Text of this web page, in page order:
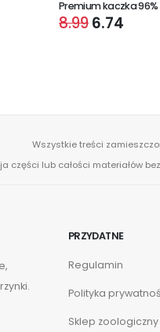
Premium kaczka 96%
6.74
8.99
Wszystkie treści
części lub całości materiałów
PRZYDATNE
Regulamin
Polityka
Sklep